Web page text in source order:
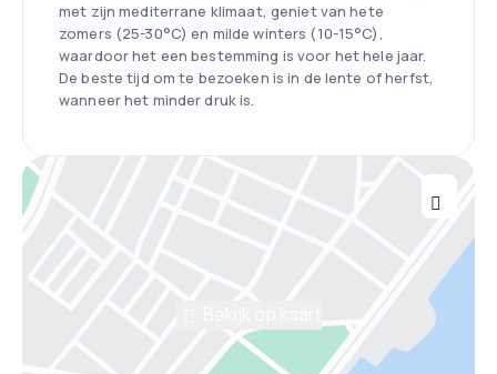
met zijn mediterrane klimaat, geniet van hete
zomers (25-30°C) en milde winters (10-15°C),
waardoor het een bestemming is voor het hele jaar.
De beste tijd om te bezoeken is in de lente of herfst,
wanneer het minder druk is.